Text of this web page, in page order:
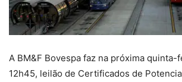
A BM&F Bovespa faz na próxima quinta-
12h45, leilão de Certificados de